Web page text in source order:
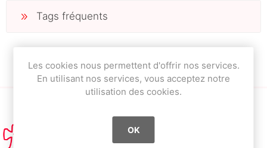
Tags fréquents
Les cookies nous permettent d'offrir nos services.
En utilisant nos services, vous acceptez notre
utilisation des cookies.
OK